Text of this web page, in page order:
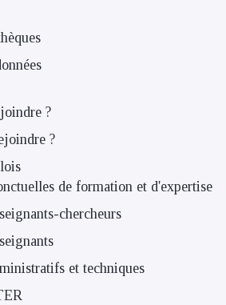
?
?
de formation et d'expertise
chercheurs
et techniques